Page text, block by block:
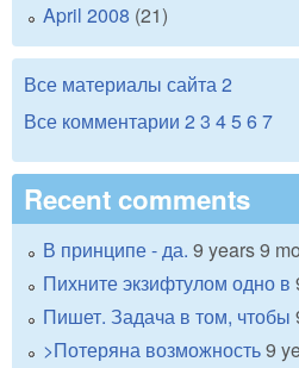
April 2008 (21)
Все материалы сайта2
Все комментарии 2 3 4567
Recent comments
В принципе - да. 9 years 9
Пихните экзифтулом одно в
Пишет. Задача в том, чтобы
>Потеряна возможность9